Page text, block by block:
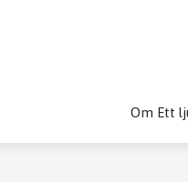
Om Ett